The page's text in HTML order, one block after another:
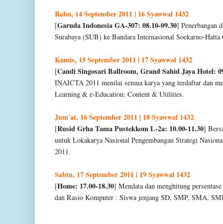
Rabu, 14 September 2011 | 16 Syawwal 1432
[Garuda Indonesia GA-307: 08.10-09.30] Penerbangan
Surabaya (SUB) ke Bandara Internasional Soekarno-
Kamis, 15 September 2011 | 17 Syawwal 1432
[Candi Singosari Ballroom, Grand Sahid Jaya Hotel:
INAICTA 2011 menilai semua karya yang terdaftar dan
Learning & e-Education: Content & Utilities.
Jum'at, 16 September 2011 | 18 Syawwal 1432
[Rusid Grha Tama Pustekkom L-2a: 10.00-11.30]
untuk Lokakarya Nasional Pengembangan Strategi
2011.
Sabtu, 17 September 2011 | 19 Syawwal 1432
[Home: 17.00-18.30] Mendata dan menghitung
dan Rasio Komputer : Siswa jenjang SD, SMP, SMA,